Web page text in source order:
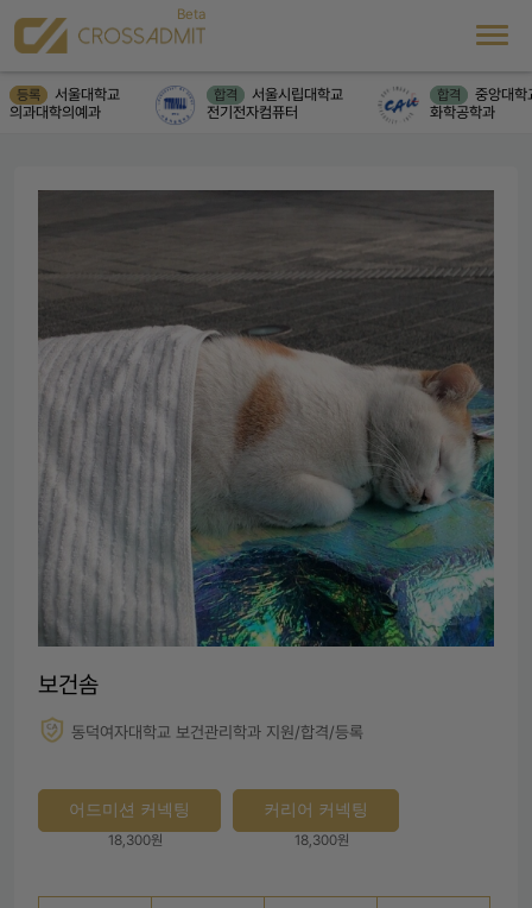
등록
서울대학교
과대학의예과
합격
서울시립대학교
전기전자컴퓨터
합격
중앙대학교
화학공학과
보건솜
동덕여자대학교 보건관리학과 지원/합격/등록
어드미션 커넥팅
18,300원
커리어 커넥팅
18,300원